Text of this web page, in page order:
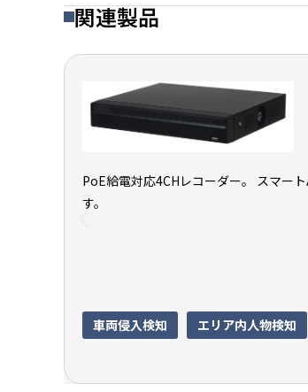
関連製品
PoE給電対応4CHレコーダー。 スマー
す。
車両侵入検知 エリア内人物検知